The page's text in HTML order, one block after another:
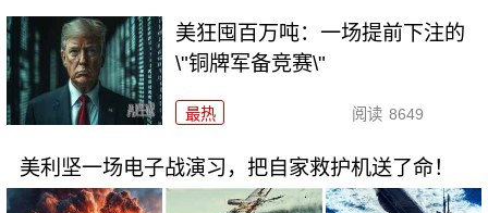
美狂囤百万吨：一场提前下注的
\"铜牌军备竞赛\"
最热 阅读 8649
美利坚一场电子战演习，把自家救护机送了命！